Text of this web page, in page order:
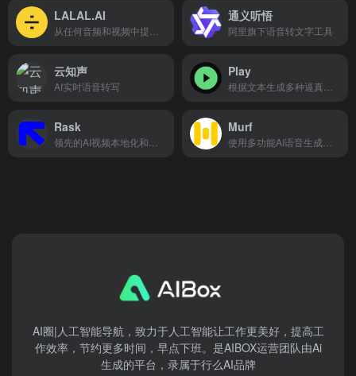
LALAL.AI 通义听悟
阿里旗下语音转文字工具
云知声
AI实时语音转写
Play
Rask Murf
AI圈|人工智能导航，致力于人工智能让工作更美好，提高工
作效率，节约更多时间，早点下班。是AIBOX运营团队由Ai
生成的平台，录属于行么AI品牌